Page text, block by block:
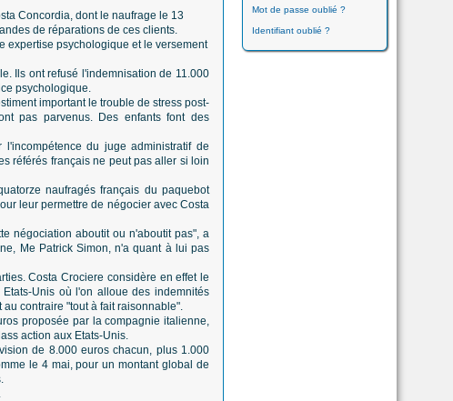
Mot de passe oublié ?
Identifiant oublié ?
Concordia, dont le naufrage le 13
de réparations de ces clients.
expertise psychologique et le versement
Ils ont refusé l'indemnisation de 11.000
psychologique.
important le trouble de stress post-
pas parvenus. Des enfants font des
du juge administratif de
référés français ne peut pas aller si loin
naufragés français du paquebot
leur permettre de négocier avec Costa
négociation aboutit ou n'aboutit pas", a
Me Patrick Simon, n'a quant à lui pas
Costa Crociere considère en effet le
Unis où l'on alloue des indemnités
contraire "tout à fait raisonnable".
proposée par la compagnie italienne,
action aux Etats-Unis.
de 8.000 euros chacun, plus 1.000
le 4 mai, pour un montant global de